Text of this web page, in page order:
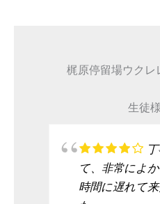
梶原停留場ウクレ
生徒
て、非常によ
時間に遅れて